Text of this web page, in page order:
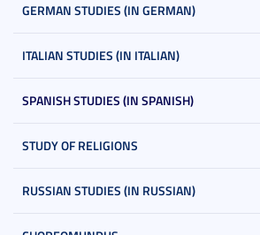
GERMAN STUDIES (IN GERMAN)
ITALIAN STUDIES (IN ITALIAN)
SPANISH STUDIES (IN SPANISH)
STUDY OF RELIGIONS
RUSSIAN STUDIES (IN RUSSIAN)